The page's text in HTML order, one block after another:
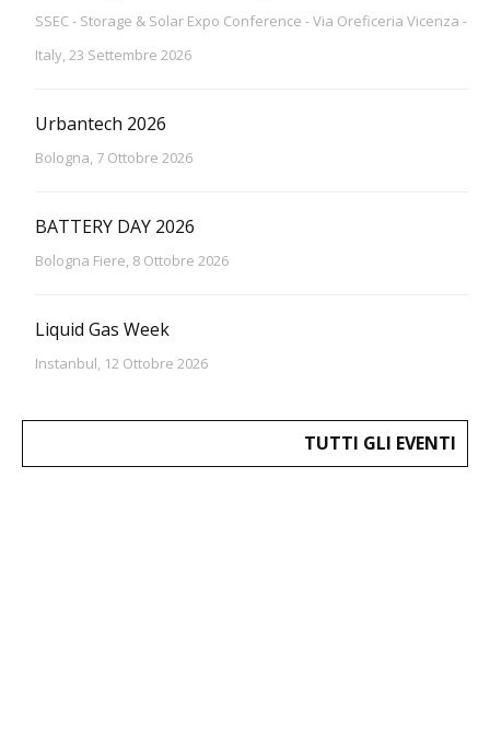
SSEC - Storage & Solar Expo Conference - Via Oreficeria Vicenza -
Italy, 23 Settembre 2026
Urbantech 2026
Bologna, 7 Ottobre 2026
BATTERY DAY 2026
Bologna Fiere, 8 Ottobre 2026
Liquid Gas Week
Instanbul, 12 Ottobre 2026
TUTTI GLI EVENTI